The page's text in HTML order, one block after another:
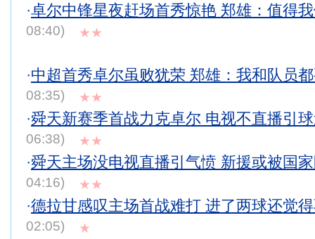
·卓尔中锋星夜赶场首秀惊艳 郑雄：值得
08:40)
★★
·中超首秀卓尔虽败犹荣 郑雄：我和队员
08:35)
★★
·舜天新赛季首战力克卓尔 电视不直播引
06:38)
★★
·舜天主场没电视直播引气愤 新援或被国
04:16)
★★
·德拉甘感叹主场首战难打 进了两球还觉
02:05)
★